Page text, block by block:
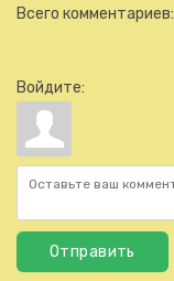
Всего комментариев:
Войдите:
Отправить